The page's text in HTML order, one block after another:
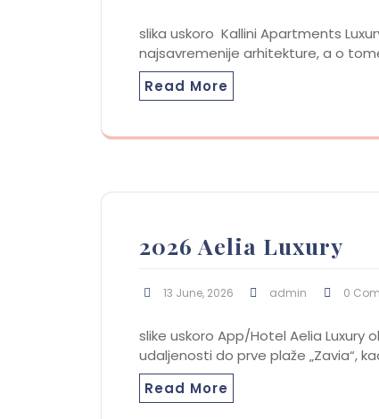
slika uskoro Kallini Apartments
najsavremenije arhitekture, a o
Read More
2026 Aelia Luxury
13 June, 2026 admin 0
slike uskoro App/Hotel Aelia
udaljenosti do prve plaže „Zavia“,
Read More